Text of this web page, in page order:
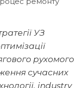
УЗ
рухомого
сучасних
industry